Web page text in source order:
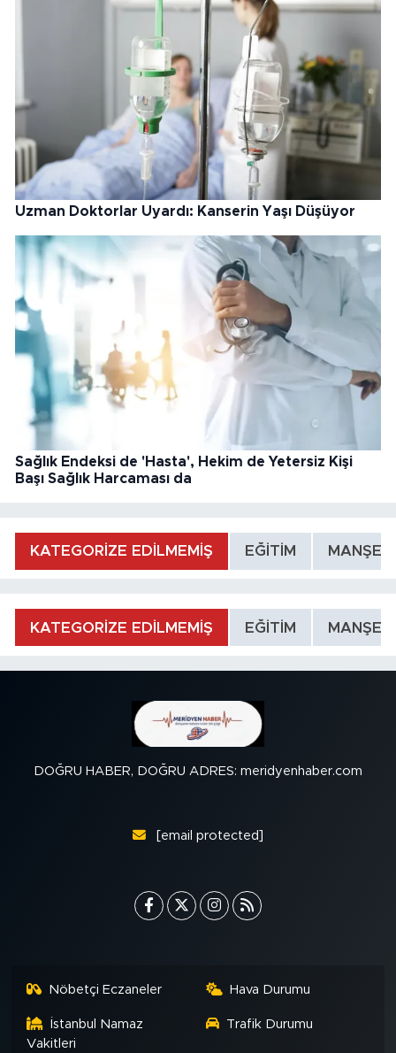
Uzman Doktorlar Uyardı: Kanserin Yaşı Düşüyor
Sağlık Endeksi de 'Hasta', Hekim de Yetersiz Kişi
Başı Sağlık Harcaması da
KATEGORİZE EDİLMEMİŞ EĞİTİM MANŞET
KATEGORİZE EDİLMEMİŞ EĞİTİM MANŞET
DOĞRU HABER, DOĞRU ADRES: meridyenhaber.com
[email protected]
Nöbetçi Eczaneler Hava Durumu
İstanbul Namaz
Vakitleri
Trafik Durumu